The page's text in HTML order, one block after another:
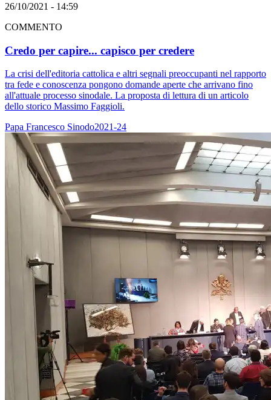
26/10/2021 - 14:59
COMMENTO
Credo per capire... capisco per credere
La crisi dell'editoria cattolica e altri segnali preoccupanti nel rapporto
tra fede e conoscenza pongono domande aperte che arrivano fino
all'attuale processo sinodale. La proposta di lettura di un articolo
dello storico Massimo Faggioli.
Papa Francesco Sinodo2021-24